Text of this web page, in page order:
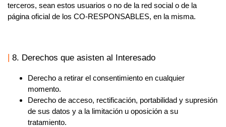
terceros, sean estos usuarios o no de la red social o de la
página oficial de los CO-RESPONSABLES, en la misma.
8. Derechos que asisten al Interesado
Derecho a retirar el consentimiento en cualquier
momento.
Derecho de acceso, rectificación, portabilidad y supresión
de sus datos y a la limitación u oposición a su
tratamiento.